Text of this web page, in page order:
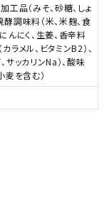
工品（みそ、砂糖、しょ
酵調味料（米、米麹、食
んにく、生姜、香辛料
ラメル、ビタミンB2）、
サッカリンNa）、酸味
麦を含む）